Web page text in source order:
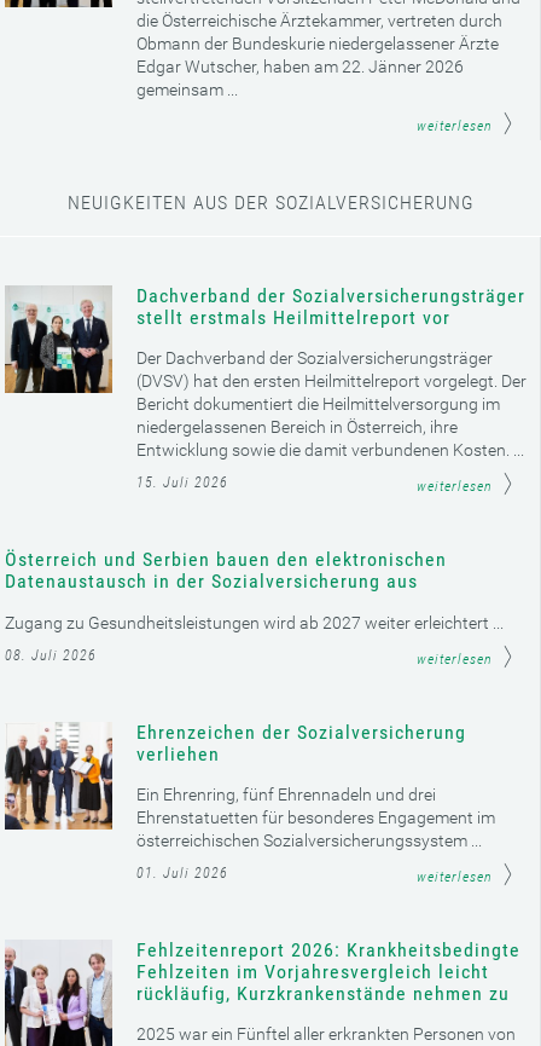
die Österreichische Ärztekammer, vertreten durch
Obmann der Bundeskurie niedergelassener Ärzte
Edgar Wutscher, haben am 22. Jänner 2026
gemeinsam ...
weiterlesen
NEUIGKEITEN AUS DER SOZIALVERSICHERUNG
Dachverband der Sozialversicherungsträger
stellt erstmals Heilmittelreport vor
Der Dachverband der Sozialversicherungsträger
(DVSV) hat den ersten Heilmittelreport vorgelegt. Der
Bericht dokumentiert die Heilmittelversorgung im
niedergelassenen Bereich in Österreich, ihre
Entwicklung sowie die damit verbundenen Kosten. ...
15. Juli 2026 weiterlesen
Österreich und Serbien bauen den elektronischen
Datenaustausch in der Sozialversicherung aus
Zugang zu Gesundheitsleistungen wird ab 2027 weiter erleichtert ...
08. Juli 2026 weiterlesen
Ehrenzeichen der Sozialversicherung
verliehen
Ein Ehrenring, fünf Ehrennadeln und drei
Ehrenstatuetten für besonderes Engagement im
österreichischen Sozialversicherungssystem ...
01. Juli 2026 weiterlesen
Fehlzeitenreport 2026: Krankheitsbedingte
Fehlzeiten im Vorjahresvergleich leicht
rückläufig, Kurzkrankenstände nehmen zu
2025 war ein Fünftel aller erkrankten Personen von